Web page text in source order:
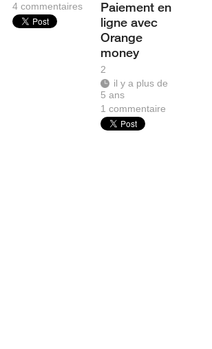
4commentaires
Paiement en
ligne avec
Orange
money
2
il y a plus de
5 ans
1commentaire